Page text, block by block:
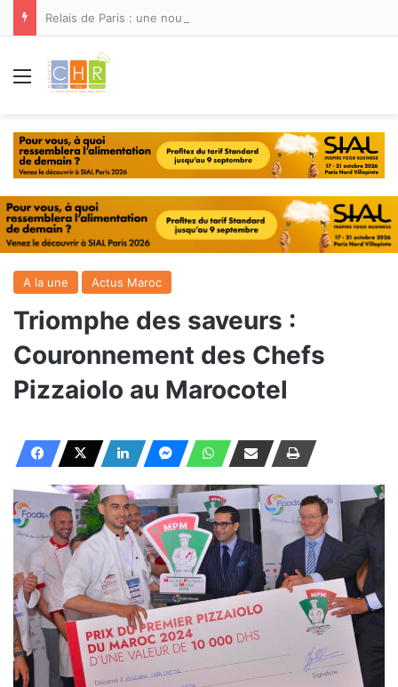
Menu
A la une Actus Maroc
Triomphe des saveurs :
Couronnement des Chefs
Pizzaiolo au Marocotel